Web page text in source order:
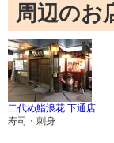
周辺のお
二代め鮨浪花 下通店
寿司・刺身